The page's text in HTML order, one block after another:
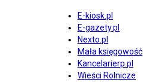
E-kiosk.pl
E-gazety.pl
Nexto.pl
Mała księgowość
Kancelarierp.pl
Wieści Rolnicze